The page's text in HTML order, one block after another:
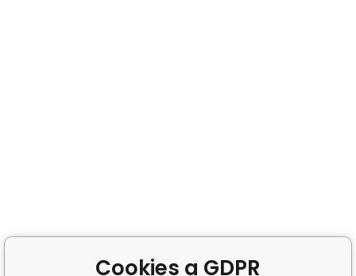
Cookies a GDPR